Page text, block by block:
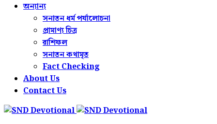
অন্যান্য
সনাতন ধর্ম পর্যালোচনা
প্রামাণ্য চিত্র
রাশিফল
সনাতন কথামৃত
Fact Checking
About Us
Contact Us